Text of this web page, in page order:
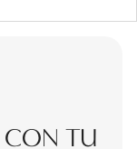
CON TU